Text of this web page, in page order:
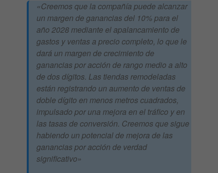
«Creemos que la compañía puede alcanzar
un margen de ganancias del 10% para el
año 2028 mediante el apalancamiento de
gastos y ventas a precio completo, lo que le
dará un margen de crecimiento de
ganancias por acción de rango medio a alto
de dos dígitos. Las tiendas remodeladas
están registrando un aumento de ventas de
doble dígito en menos metros cuadrados,
impulsado por una mejora en el tráfico y en
las tasas de conversión. Creemos que sigue
habiendo un potencial de mejora de las
ganancias por acción de verdad
significativo»